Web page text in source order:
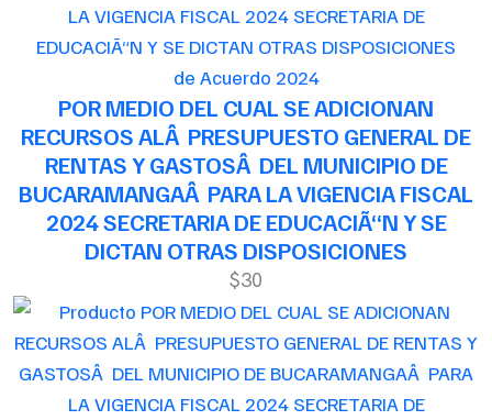
de Acuerdo 2024
POR MEDIO DEL CUAL SE ADICIONAN
RECURSOS ALÂ PRESUPUESTO GENERAL DE
RENTAS Y GASTOSÂ DEL MUNICIPIO DE
BUCARAMANGAÂ PARA LA VIGENCIA FISCAL
2024 SECRETARIA DE EDUCACIÃ“N Y SE
DICTAN OTRAS DISPOSICIONES
$30